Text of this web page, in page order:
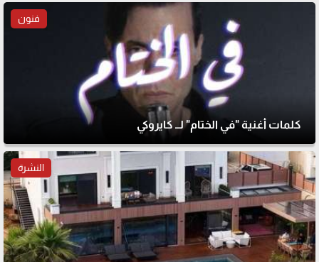
فنون
كلمات أغنية "في الختام" لــ كايروكي
النشرة